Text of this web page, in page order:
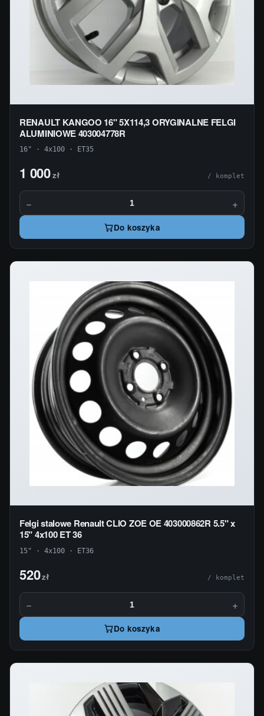
RENAULT KANGOO 16" 5X114,3 ORYGINALNE FELGI
ALUMINIOWE 403004778R
16" · 4x100 · ET35
1 000zł / komplet
− +
Do koszyka
Felgi stalowe Renault CLIO ZOE OE 403000862R 5.5" x
15" 4x100 ET 36
15" · 4x100 · ET36
520zł / komplet
− +
Do koszyka